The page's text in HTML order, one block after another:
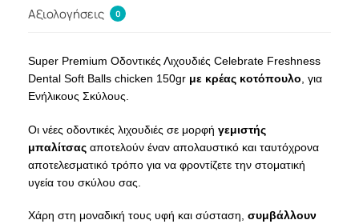
Αξιολογήσεις 0
Super Premium Οδοντικές Λιχουδιές Celebrate Freshness
Dental Soft Balls chicken 150gr με κρέας κοτόπουλο, για
Ενήλικους Σκύλους.
Οι νέες οδοντικές λιχουδιές σε μορφή γεμιστής
μπαλίτσας αποτελούν έναν απολαυστικό και ταυτόχρονα
αποτελεσματικό τρόπο για να φροντίζετε την στοματική
υγεία του σκύλου σας.
Χάρη στη μοναδική τους υφή και σύσταση, συμβάλλουν